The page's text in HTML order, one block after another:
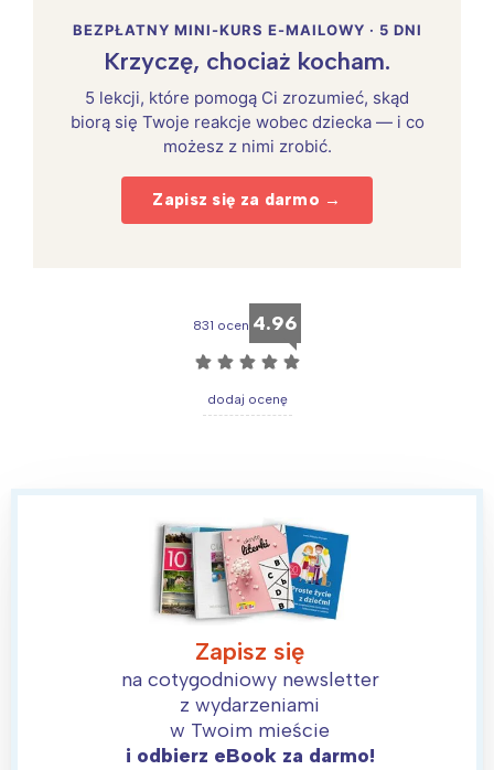
BEZPŁATNY MINI-KURS E-MAILOWY · 5 DNI
Krzyczę, chociaż kocham.
5 lekcji, które pomogą Ci zrozumieć, skąd
biorą się Twoje reakcje wobec dziecka — i co
możesz z nimi zrobić.
Zapisz się za darmo →
831 ocen 4.96
☆ ☆ ☆ ☆ ☆
dodaj ocenę
Zapisz się
na cotygodniowy newsletter
z wydarzeniami
w Twoim mieście
i odbierz eBook za darmo!